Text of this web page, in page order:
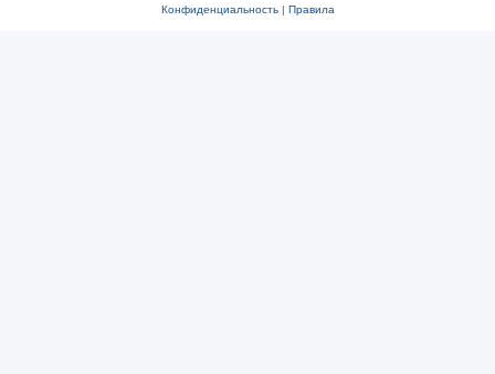
Конфиденциальность| Правила